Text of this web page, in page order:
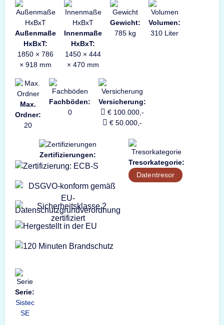
Außenmaße
HxBxT:
1850 × 786
× 918 mm
Innenmaße
HxBxT:
1450 × 444
× 470 mm
Gewicht:
785 kg
Volumen:
310 Liter
Max.
Ordner:
20
Fachböden:
0
Versicherung:
€ 100.000,-
€ 50.000,-
Zertifizierungen:
Tresorkategorie:
Datentresor
Serie:
Sistec
SE